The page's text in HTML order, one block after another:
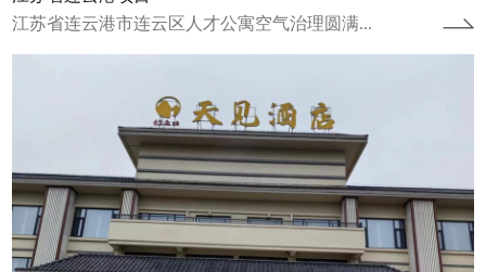
江苏省连云港市连云区人才公寓空气治理圆满...